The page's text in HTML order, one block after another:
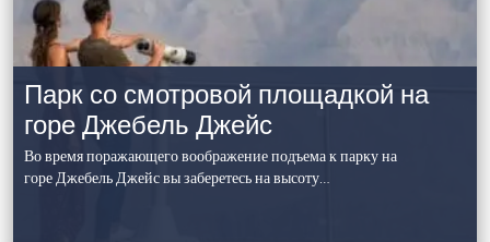
Парк со смотровой площадкой на
горе Джебель Джейс
Во время поражающего воображение подъема к парку на
горе Джебель Джейс вы заберетесь на высоту…